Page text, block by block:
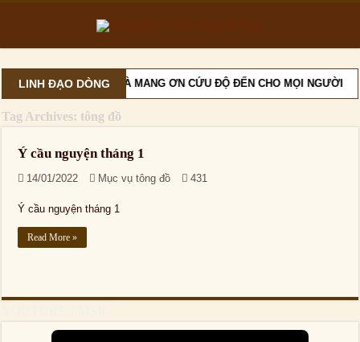
LINH ĐẠO DÒNG
NHIỆM CỨU ĐỘ, VÀ MANG ƠN CỨU ĐỘ ĐẾN CHO MỌI NGƯỜI
Tag Archives: tông đồ
Ý cầu nguyện tháng 1
14/01/2022 Mục vụ tông đồ 431
Ý cầu nguyện tháng 1
Read More »